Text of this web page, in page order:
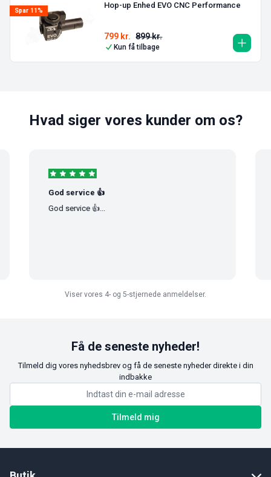
Spar 11%
Hop-up Enhed EVO CNC Performance
899kr.
799 kr.
Kun få tilbage
Hvad siger vores kunder om os?
God service 👍
God service 👍...
Viser vores 4- og 5-stjernede anmeldelser.
Få de seneste nyheder!
Tilmeld dig vores nyhedsbrev og få de seneste nyheder direkte i din
indbakke
Tilmeld mig